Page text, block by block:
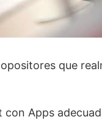
que
Apps